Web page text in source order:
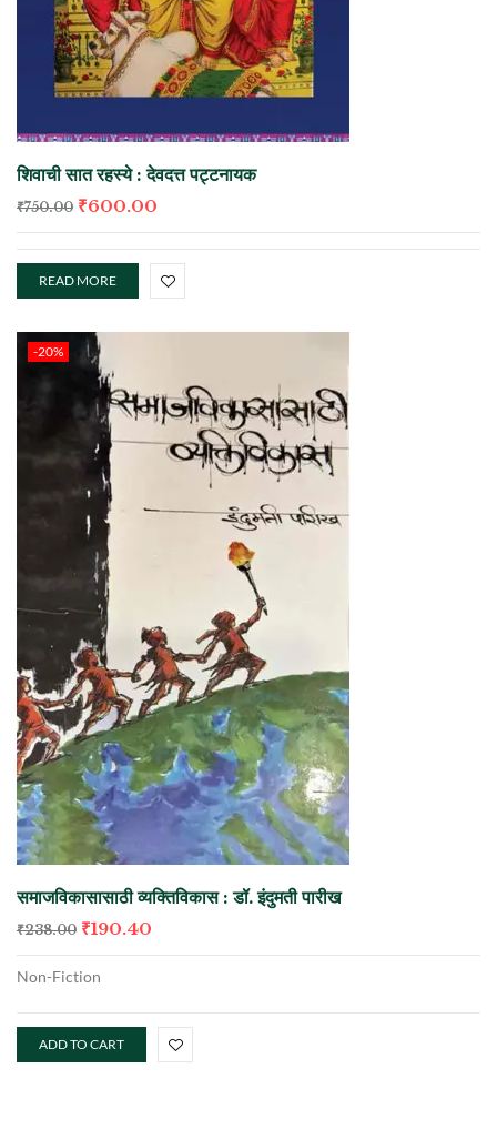
शिवाची सात रहस्ये : देवदत्त पट्टनायक
₹750.00 ₹600.00
READ MORE
-20%
समाजविकासासाठी व्यक्तिविकास : डॉ. इंदुमती पारीख
₹238.00 ₹190.40
Non-Fiction
ADD TO CART